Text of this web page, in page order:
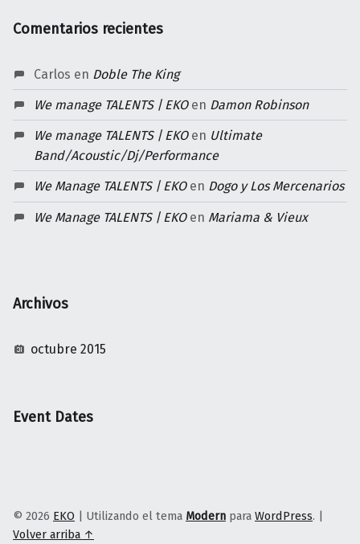
Comentarios recientes
Carlos en Doble The King
We manage TALENTS | EKOen Damon Robinson
We manage TALENTS | EKOen Ultimate
Band/Acoustic/Dj/Performance
We Manage TALENTS | EKOen Dogo y Los Mercenarios
We Manage TALENTS | EKOen Mariama & Vieux
Archivos
octubre 2015
Event Dates
© 2026 EKO | Utilizando el tema Modern para WordPress. |
Volver arriba ↑